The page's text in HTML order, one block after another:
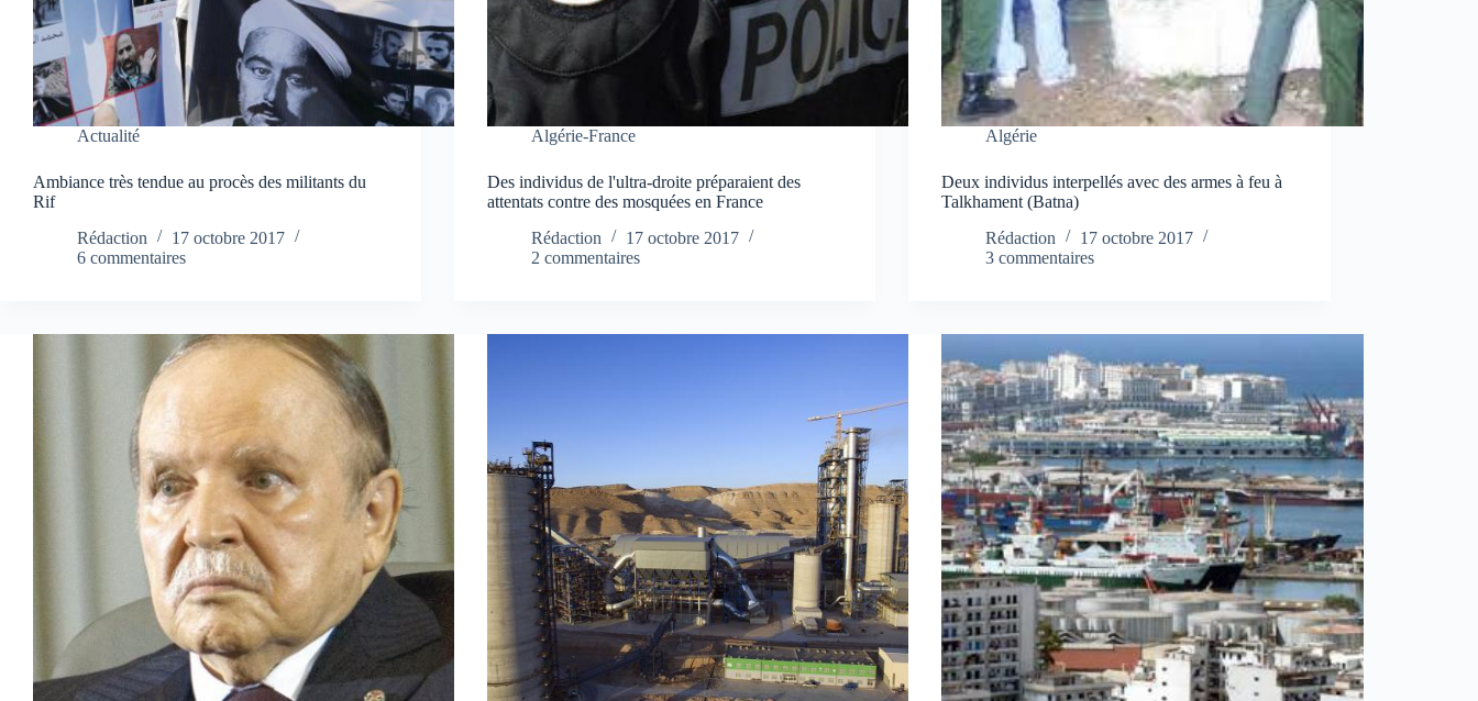
Actualité
Ambiance très tendue au procès des militants du
Rif
Rédaction
17 octobre 2017
6 commentaires
Algérie-France
Des individus de l'ultra-droite préparaient des
attentats contre des mosquées en France
Rédaction
17 octobre 2017
2 commentaires
Algérie
Deux individus interpellés avec des armes à feu à
Talkhament (Batna)
Rédaction
17 octobre 2017
3 commentaires